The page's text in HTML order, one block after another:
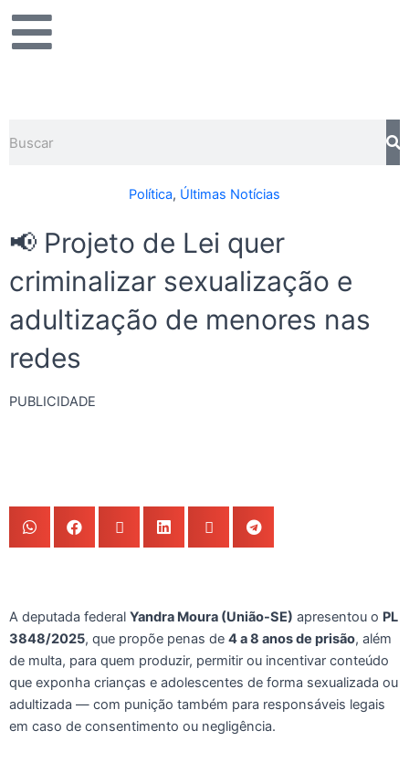
para
Política, Últimas Notícias
📢 Projeto de Lei quer
criminalizar sexualização e
adultização de menores nas
redes
PUBLICIDADE
A deputada federal Yandra Moura (União-SE) apresentou o PL
3848/2025, que propõe penas de 4 a 8 anos de prisão, além
de multa, para quem produzir, permitir ou incentivar conteúdo
que exponha crianças e adolescentes de forma sexualizada ou
adultizada — com punição também para responsáveis legais
em caso de consentimento ou negligência.